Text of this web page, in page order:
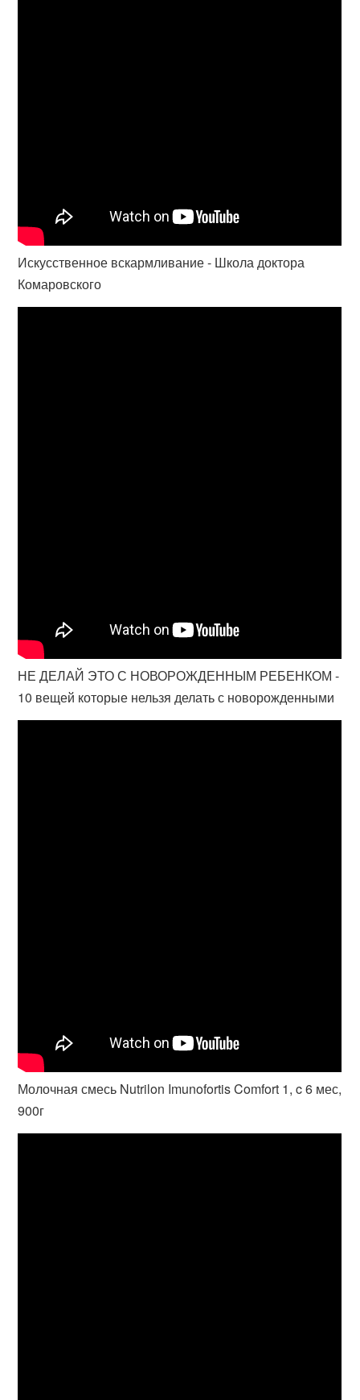
Искусственное вскармливание - Школа доктора
Комаровского
НЕ ДЕЛАЙ ЭТО С НОВОРОЖДЕННЫМ РЕБЕНКОМ -
10 вещей которые нельзя делать с новорожденными
Молочная смесь Nutrilon Imunofortis Comfort 1, c 6 мес,
900г